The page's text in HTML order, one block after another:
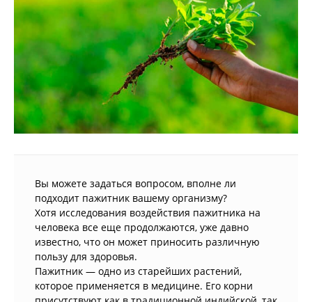
Вы можете задаться вопросом, вполне ли
подходит пажитник вашему организму?
Хотя исследования воздействия пажитника на
человека все еще продолжаются, уже давно
известно, что он может приносить различную
пользу для здоровья.
Пажитник — одно из старейших растений,
которое применяется в медицине. Его корни